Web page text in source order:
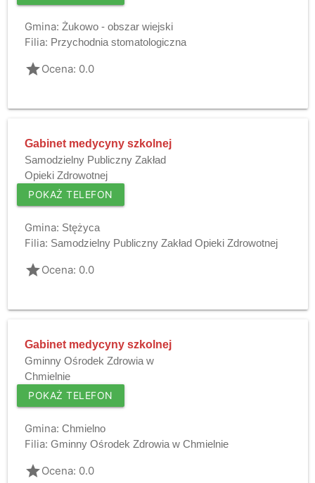
Gmina: Żukowo - obszar wiejski
Filia: Przychodnia stomatologiczna
gradeOcena: 0.0
Gabinet medycyny szkolnej
Samodzielny Publiczny Zakład
Opieki Zdrowotnej
POKAŻ TELEFON
Gmina: Stężyca
Filia: Samodzielny Publiczny Zakład Opieki Zdrowotnej
gradeOcena: 0.0
Gabinet medycyny szkolnej
Gminny Ośrodek Zdrowia w
Chmielnie
POKAŻ TELEFON
Gmina: Chmielno
Filia: Gminny Ośrodek Zdrowia w Chmielnie
gradeOcena: 0.0